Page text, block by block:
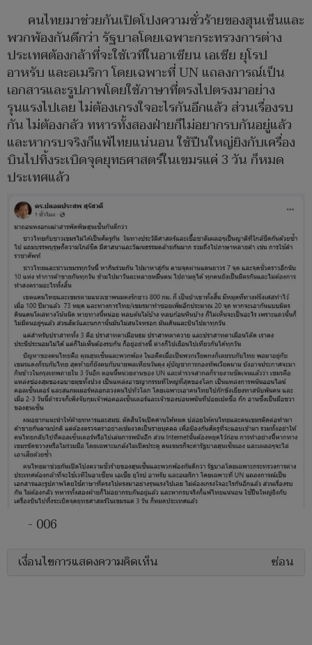
คนไทยมาช่วยกันเปิดโปงความชั่วร้ายของฮุนเซ็นและ
พวกพ้องกันดีกว่า รัฐบาลโดยเฉพาะกระทรวงการต่าง
ประเทศต้องกล้าที่จะใช้เวทีในอาเซียน เอเชีย ยุโรป
อาหรับ และอเมริกา โดยเฉพาะที่ UN แถลงการณ์เป็น
เอกสารและรูปภาพโดยใช้ภาษาที่ตรงไปตรงมาอย่าง
รุนแรงไปเลย ไม่ต้องเกรงใจอะไรกันอีกแล้ว ส่วนเรื่องรบ
กัน ไม่ต้องกลัว ทหารทั้งสองฝ่ายก็ไม่อยากรบกันอยู่แล้ว
และหากรบจริงก็แพ้ไทยแน่นอน ใช้ปืนใหญ่ยิงกับเครื่อง
บินไปทิ้งระเบิดจุดยุทธศาสตร์ในเขมรแค่ 3 วัน ก็หมด
ประเทศแล้ว
- 006
เงื่อนไขการแสดงความคิดเห็น ซ่อน